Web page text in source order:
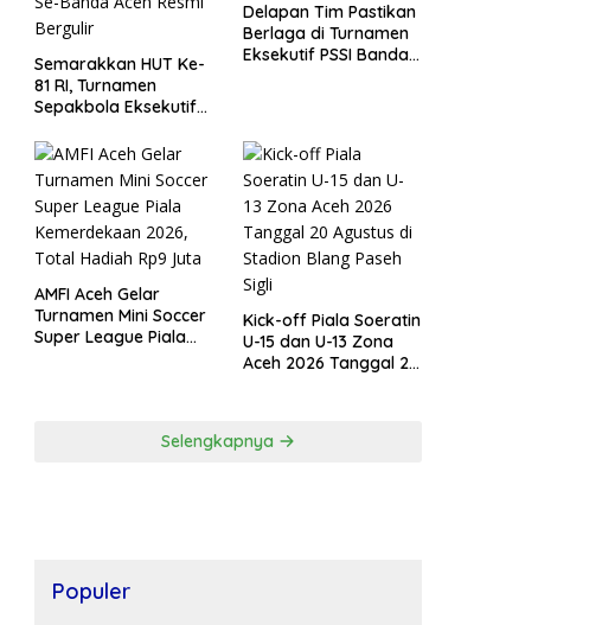
Semarakkan HUT Ke-
81 RI, Turnamen
Sepakbola Eksekutif
Kecamatan Se-Banda
Aceh Resmi Bergulir
Delapan Tim Pastikan
Berlaga di Turnamen
Eksekutif PSSI Banda
AMFI Aceh Gelar
Turnamen Mini Soccer
Super League Piala
Kick-off Piala Soeratin
U-15 dan U-13 Zona
Aceh 2026 Tanggal 20
Selengkapnya
Populer